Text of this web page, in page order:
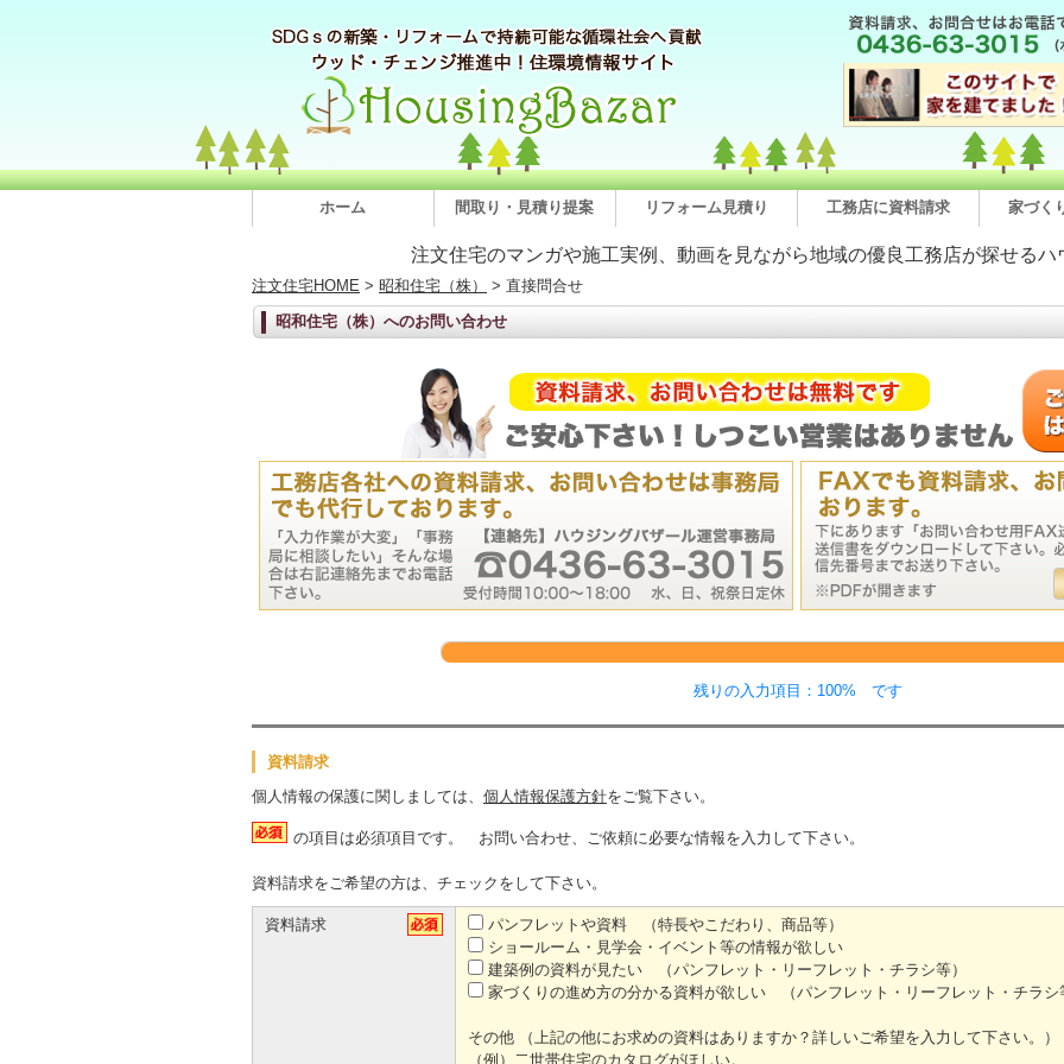
ホーム 間取り・見積り提案 リフォーム見積り 工務店に資料請求 家づく
注文住宅のマンガや施工実例、動画を見ながら地域の優良工務店が探せるハ
注文住宅HOME > 昭和住宅（株）
> 直接問合せ
昭和住宅（株）へのお問い合わせ
残りの入力項目：100% です
資料請求
個人情報の保護に関しましては、 個人情報保護方針をご覧下さい。
の項目は必須項目です。 お問い合わせ、ご依頼に必要な情報を入力して下さい。
資料請求をご希望の方は、チェックをして下さい。
資料請求
パンフレットや資料 （特長やこだわり、商品等）
ショールーム・見学会・イベント等の情報が欲しい
建築例の資料が見たい （パンフレット・リーフレット・チラシ等）
家づくりの進め方の分かる資料が欲しい （パンフレット・リーフレット・チラシ
その他 （上記の他にお求めの資料はありますか？詳しいご希望を入力して下さい。）
（例）二世帯住宅のカタログがほしい。